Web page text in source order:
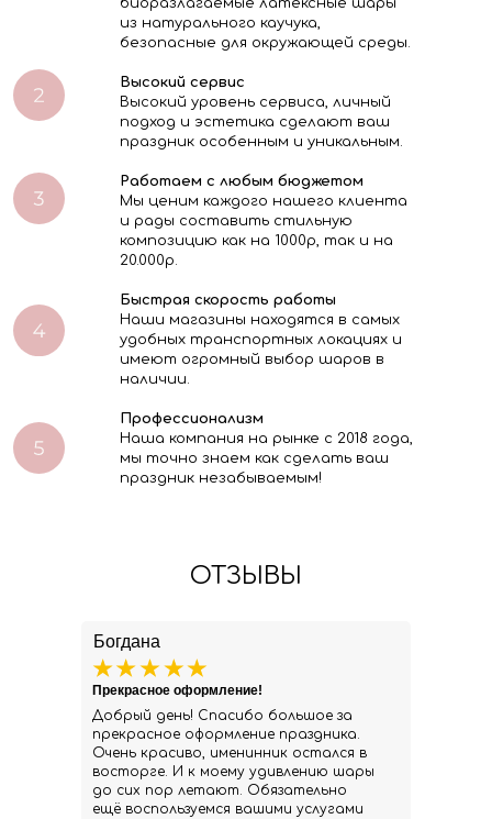
биоразлагаемые латексные шары
из натурального каучука,
безопасные для окружающей среды.
Высокий сервис
Высокий уровень сервиса, личный
подход и эстетика сделают ваш
праздник особенным и уникальным.
Работаем с любым бюджетом
Мы ценим каждого нашего клиента
и рады составить стильную
композицию как на 1000р, так и на
20.000р.
Быстрая скорость работы
Наши магазины находятся в самых
удобных транспортных локациях и
имеют огромный выбор шаров в
наличии.
Профессионализм
Наша компания на рынке с 2018 года,
мы точно знаем как сделать ваш
праздник незабываемым!
ОТЗЫВЫ
Богдана
Добрый день! Спасибо большое за
прекрасное оформление праздника.
Очень красиво, именинник остался в
восторге. И к моему удивлению шары
до сих пор летают. Обязательно
ещё воспользуемся вашими услугами
Прекрасное оформление!